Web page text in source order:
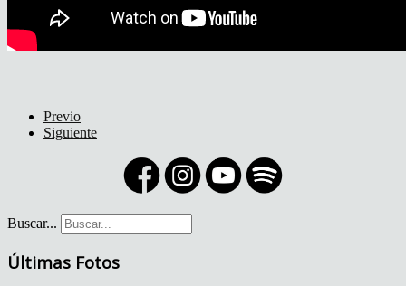
Previo
Siguiente
Buscar...
Últimas Fotos